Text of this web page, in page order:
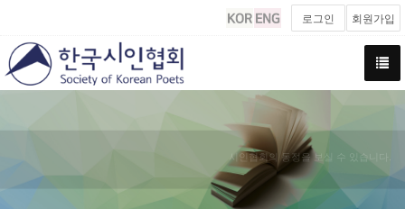
로그인 회원가입
시인협회의 동정을 보실 수 있습니다.